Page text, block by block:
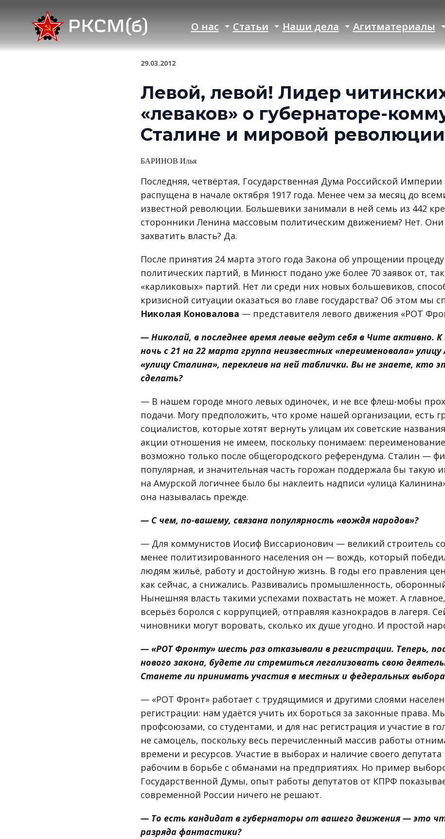
О нас Статьи Наши дела Агитматериалы
29.03.2012
Левой, левой! Лидер
«леваков» о губернаторе-
Сталине и мировой революции
БАРИНОВ Илья
Последняя, четвёртая, Государственная Дума Российской
распущена в начале октября 1917 года. Менее чем за месяц до
известной революции. Большевики занимали в ней семь из 442
сторонники Ленина массовым политическим движением? Нет. Они
захватить власть? Да.
После принятия 24 марта этого года Закона об упрощении
политических партий, в Минюст подано уже более 70 заявок от,
«карликовых» партий. Нет ли среди них новых большевиков,
кризисной ситуации оказаться во главе государства? Об этом мы
Николая Коновалова — представителя левого движения «РОТ
— Николай, в последнее время левые ведут себя в Чите активно. К
ночь с 21 на 22 марта группа неизвестных «переименовала» улицу
«улицу Сталина», переклеив на ней таблички. Вы не знаете, кто
сделать?
— В нашем городе много левых одиночек, и не все флеш-мобы
подачи. Могу предположить, что кроме нашей организации, есть
социалистов, которые хотят вернуть улицам их советские
акции отношения не имеем, поскольку понимаем:
возможно только после общегородского референдума. Сталин —
популярная, и значительная часть горожан поддержала бы такую
на Амурской логичнее было бы наклеить надписи «улица
она называлась прежде.
— С чем, по-вашему, связана популярность «вождя народов»?
— Для коммунистов Иосиф Виссарионович — великий строитель
менее политизированного населения он — вождь, который
людям жильё, работу и достойную жизнь. В годы его правления
как сейчас, а снижались. Развивались промышленность,
Нынешняя власть такими успехами похвастать не может. А
всерьёз боролся с коррупцией, отправляя казнокрадов в лагеря.
чиновники могут воровать, сколько их душе угодно. И простой
— «РОТ Фронту» шесть раз отказывали в регистрации. Теперь,
нового закона, будете ли стремиться легализовать свою
Станете ли принимать участия в местных и федеральных
— «РОТ Фронт» работает с трудящимися и другими слоями
регистрации: нам удаётся учить их бороться за законные права.
профсоюзами, со студентами, и для нас регистрация и участие в
не самоцель, поскольку весь перечисленный массив работы
времени и ресурсов. Участие в выборах и наличие своего
рабочим в борьбе с обманами на предприятиях. Но пример
Государственной Думы, опыт работы депутатов от КПРФ
современной России ничего не решают.
— То есть кандидат в губернаторы от вашего движения — это
разряда фантастики?